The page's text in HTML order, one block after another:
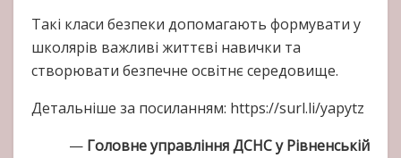
Такі класи безпеки допомагають формувати у
школярів важливі життєві навички та
створювати безпечне освітнє середовище.
Детальніше за посиланням: https://surl.li/yapytz
— Головне управління ДСНС у Рівненській